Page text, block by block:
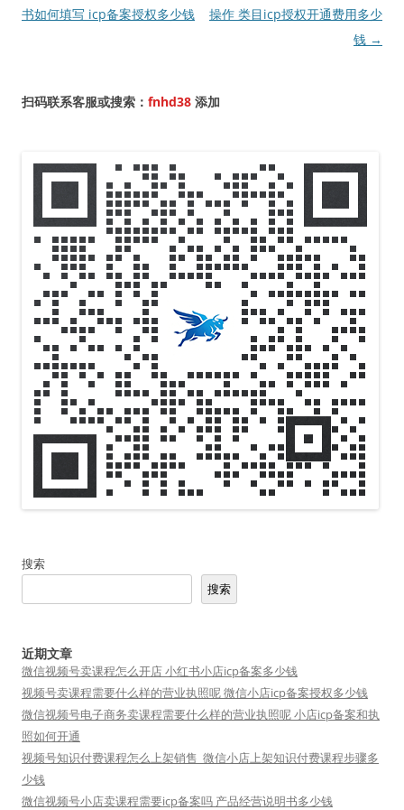
章
书如何填写 icp备案授权多少钱
操作 类目icp授权开通费用多少
钱 →
扫码联系客服或搜索： fnhd38 添加
搜索
搜索
近期文章
微信视频号卖课程怎么开店 小红书小店icp备案多少钱
视频号卖课程需要什么样的营业执照呢 微信小店icp备案授权多少钱
微信视频号电子商务卖课程需要什么样的营业执照呢 小店icp备案和执
照如何开通
视频号知识付费课程怎么上架销售_微信小店上架知识付费课程步骤多
少钱
微信视频号小店卖课程需要icp备案吗 产品经营说明书多少钱